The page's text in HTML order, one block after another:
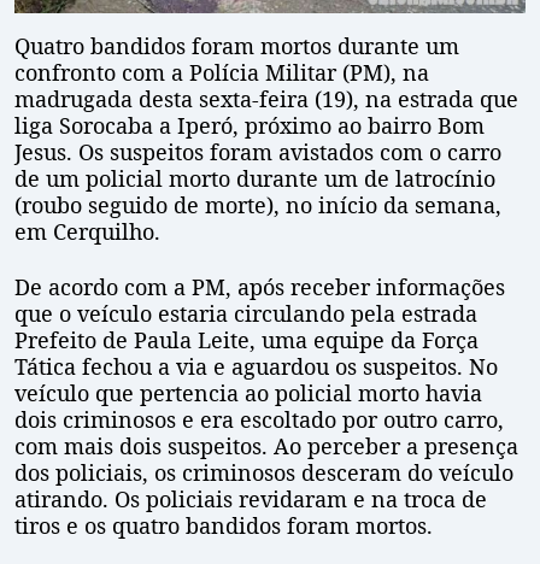
Quatro bandidos foram mortos durante um
confronto com a Polícia Militar (PM), na
madrugada desta sexta-feira (19), na estrada que
liga Sorocaba a Iperó, próximo ao bairro Bom
Jesus. Os suspeitos foram avistados com o carro
de um policial morto durante um de latrocínio
(roubo seguido de morte), no início da semana,
em Cerquilho.
De acordo com a PM, após receber informações
que o veículo estaria circulando pela estrada
Prefeito de Paula Leite, uma equipe da Força
Tática fechou a via e aguardou os suspeitos. No
veículo que pertencia ao policial morto havia
dois criminosos e era escoltado por outro carro,
com mais dois suspeitos. Ao perceber a presença
dos policiais, os criminosos desceram do veículo
atirando. Os policiais revidaram e na troca de
tiros e os quatro bandidos foram mortos.